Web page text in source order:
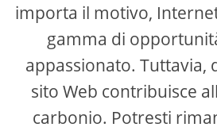
importa il motivo,
gamma di
appassionato. Tuttavia,
sito Web contribuisce
carbonio. Potresti